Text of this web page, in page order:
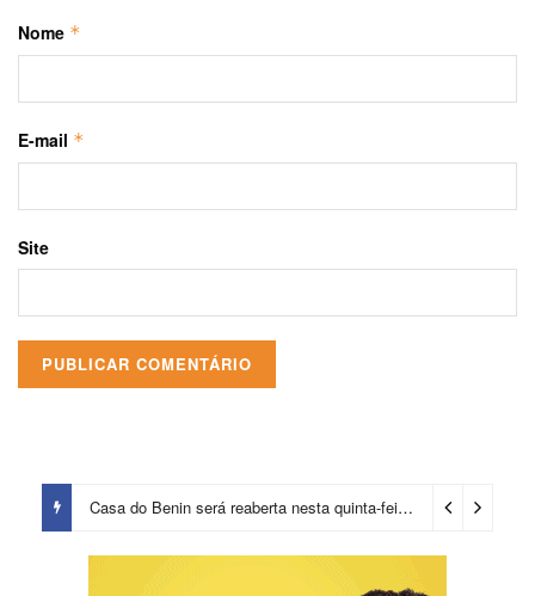
Nome *
E-mail *
Site
Casa do Benin será reaberta nesta quinta-feira (6) 4 dias ago